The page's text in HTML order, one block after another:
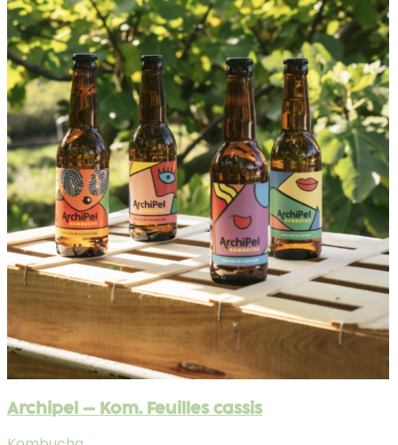
Archipel – Kom. Feuilles cassis